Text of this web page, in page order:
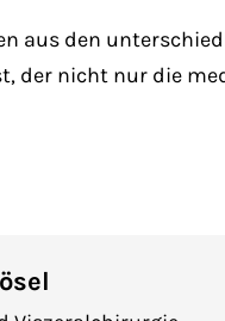
aus den
nicht nur die